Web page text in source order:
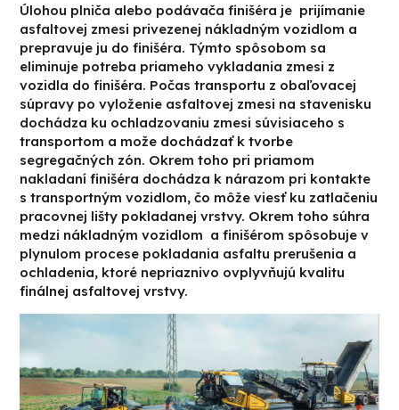
Úlohou plniča alebo podávača finišéra je prijímanie
asfaltovej zmesi privezenej nákladným vozidlom a
prepravuje ju do finišéra. Týmto spôsobom sa
eliminuje potreba priameho vykladania zmesi z
vozidla do finišéra. Počas transportu z obaľovacej
súpravy po vyloženie asfaltovej zmesi na stavenisku
dochádza ku ochladzovaniu zmesi súvisiaceho s
transportom a može dochádzať k tvorbe
segregačných zón. Okrem toho pri priamom
nakladaní finišéra dochádza k nárazom pri kontakte
s transportným vozidlom, čo môže viesť ku zatlačeniu
pracovnej lišty pokladanej vrstvy. Okrem toho súhra
medzi nákladným vozidlom a finišérom spôsobuje v
plynulom procese pokladania asfaltu prerušenia a
ochladenia, ktoré nepriaznivo ovplyvňujú kvalitu
finálnej asfaltovej vrstvy.